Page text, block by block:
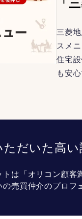
「
三菱
スメ
住宅
も安
ただいた高
トは「オリコン顧客
売買仲介のプロフ